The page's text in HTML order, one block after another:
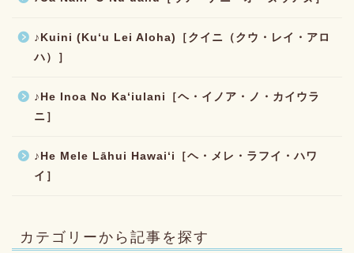
♪Kuini (Kuʻu Lei Aloha)［クイニ（クウ・レイ・アロ
ハ）］
♪He Inoa No Kaʻiulani［ヘ・イノア・ノ・カイウラ
ニ］
♪He Mele Lāhui Hawaiʻi［ヘ・メレ・ラフイ・ハワ
イ］
カテゴリーから記事を探す